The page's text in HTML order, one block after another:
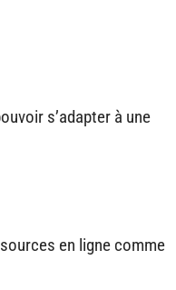
s’adapter à une
en ligne comme